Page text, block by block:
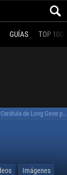
GUÍAS TOP 100
Carátula de Long Gone para PC
Imágenes